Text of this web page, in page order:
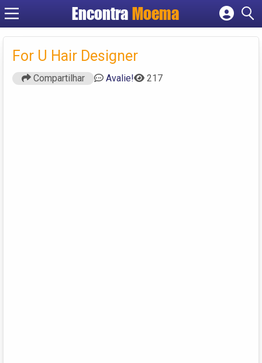
Encontra Moema
Criar conta
For U Hair Designer
Compartilhar Avalie! 217